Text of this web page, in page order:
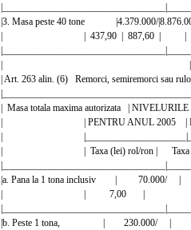
|3. Masa peste 40 tone |4.379.000/
| | 437,90 | 887,60 |
| |
| Art. 263 alin. (6) Remorci,
| Masa totala maxima autorizata |
| | PENTRU ANUL 2005 |
|
| | Taxa (lei) rol/ron | Taxa
|a. Pana la 1 tona inclusiv |
| | 7,00 |
|b. Peste 1 tona, |